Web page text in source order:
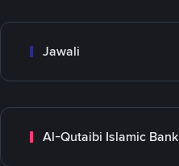
Jawali
Al-Qutaibi Islamic Bank